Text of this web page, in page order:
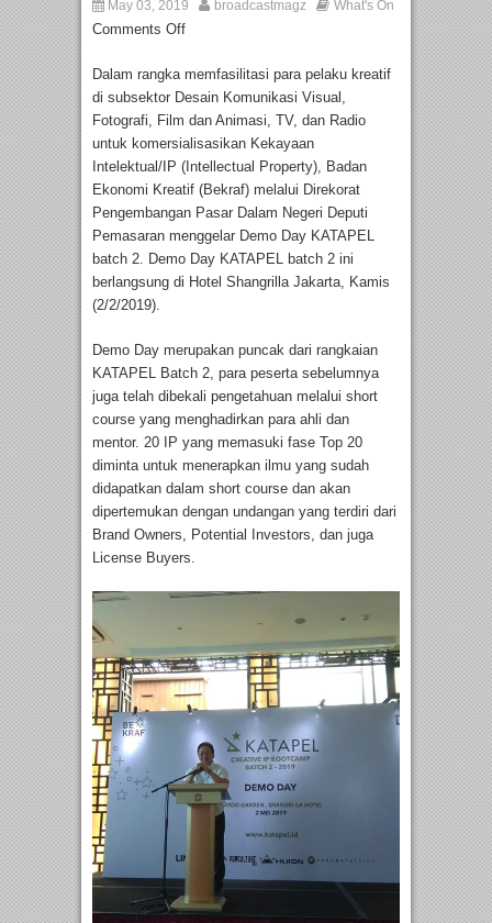
May 03, 2019 broadcastmagz What's On
Comments Off
Dalam rangka memfasilitasi para pelaku kreatif
di subsektor Desain Komunikasi Visual,
Fotografi, Film dan Animasi, TV, dan Radio
untuk komersialisasikan Kekayaan
Intelektual/IP (Intellectual Property), Badan
Ekonomi Kreatif (Bekraf) melalui Direkorat
Pengembangan Pasar Dalam Negeri Deputi
Pemasaran menggelar Demo Day KATAPEL
batch 2. Demo Day KATAPEL batch 2 ini
berlangsung di Hotel Shangrilla Jakarta, Kamis
(2/2/2019).
Demo Day merupakan puncak dari rangkaian
KATAPEL Batch 2, para peserta sebelumnya
juga telah dibekali pengetahuan melalui short
course yang menghadirkan para ahli dan
mentor. 20 IP yang memasuki fase Top 20
diminta untuk menerapkan ilmu yang sudah
didapatkan dalam short course dan akan
dipertemukan dengan undangan yang terdiri dari
Brand Owners, Potential Investors, dan juga
License Buyers.